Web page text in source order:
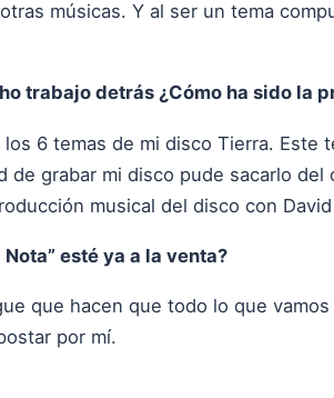
músicas. Y al ser un tema
trabajo detrás ¿Cómo ha sido la
6 temas de mi disco Tierra. Este
grabar mi disco pude sacarlo del
musical del disco con
esté ya a la venta?
que hacen que todo lo que
por mí.